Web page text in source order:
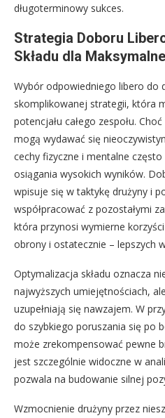
długoterminowy sukces.
Strategia Doboru
Składu dla
Wybór odpowiedniego libero do
skomplikowanej strategii, która
potencjału całego zespołu.
mogą wydawać się
cechy fizyczne i mentalne
osiągania wysokich wyników.
wpisuje się w taktykę drużyny i
współpracować z pozostałymi
która przynosi wymierne
obrony i ostatecznie – lepszych
Optymalizacja składu oznacza
najwyższych umiejętnościach,
uzupełniają się nawzajem. W
do szybkiego poruszania się po
może zrekompensować pewne
jest szczególnie widoczne w
pozwala na budowanie silnej
Wzmocnienie drużyny przez